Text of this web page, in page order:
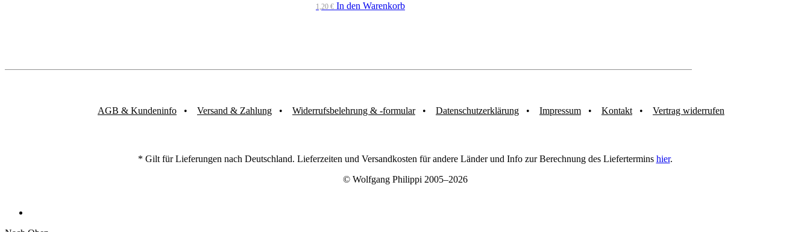
1,20 € In den Warenkorb
AGB & Kundeninfo Versand & Zahlung Widerrufsbelehrung & -formular Datenschutzerklärung Impressum Kontakt Vertrag widerrufen
* Gilt für Lieferungen nach Deutschland. Lieferzeiten und Versandkosten für andere Länder und Info zur Berechnung des Liefertermins hier.
© Wolfgang Philippi 2005–2026